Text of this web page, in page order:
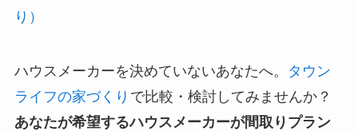
り）
ハウスメーカーを決めていないあなたへ。
タウン
ライフの家づくり で比較・検討してみませんか？
あなたが希望するハウスメーカーが間取りプラン